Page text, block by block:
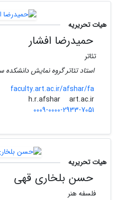
هیات تحریریه
حمیدرضا افشار
تئاتر
استاد تئاتر گروه نمایش دانشکده
faculty.art.ac.ir/afshar/fa
h.r.afshar
art.ac.ir
0009-0000-2933-7051
هیات تحریریه
حسن بلخاری قهی
فلسفه هنر